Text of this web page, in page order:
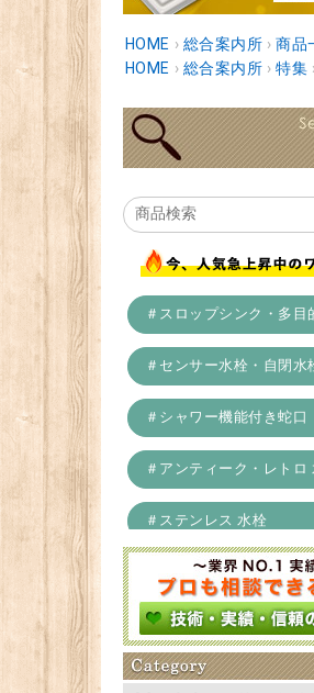
HOME › 総合案内所 › 商品
HOME › 総合案内所 › 特集
＃スロップシンク・多目
＃センサー水栓・自閉水
＃シャワー機能付き蛇口
＃アンティーク・レトロ
＃ステンレス 水栓
＃浄水器